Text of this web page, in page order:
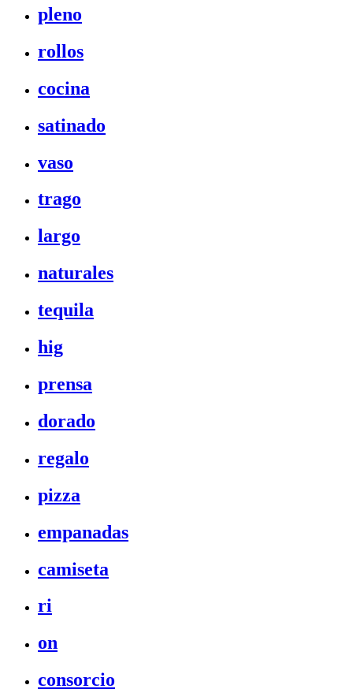
pleno
rollos
cocina
satinado
vaso
trago
largo
naturales
tequila
hig
prensa
dorado
regalo
pizza
empanadas
camiseta
ri
on
consorcio